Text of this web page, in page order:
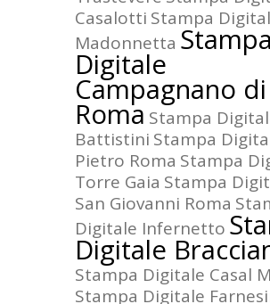
Casalotti Stampa
Madonnetta Stampa
Digitale
Campagnano di
Roma Stampa
Battistini Stampa
Pietro Roma Stampa
Torre Gaia Stampa
San Giovanni Roma
Digitale Infernetto
Digitale
Stampa Digitale Casal
Stampa Digitale